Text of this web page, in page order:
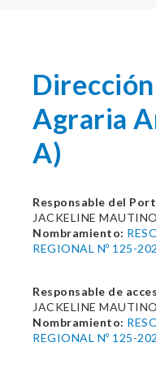
Agraria
A)
Responsable del
JACKELINE
Nombramiento:
REGIONAL Nº 125-
Responsable de
JACKELINE
Nombramiento:
REGIONAL Nº 125-